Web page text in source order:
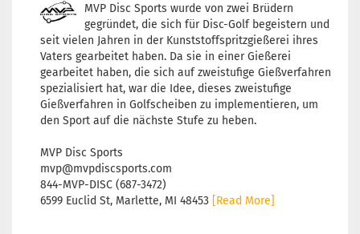
MVP Disc Sports wurde von zwei Brüdern
gegründet, die sich für Disc-Golf begeistern und
seit vielen Jahren in der Kunststoffspritzgießerei ihres
Vaters gearbeitet haben. Da sie in einer Gießerei
gearbeitet haben, die sich auf zweistufige Gießverfahren
spezialisiert hat, war die Idee, dieses zweistufige
Gießverfahren in Golfscheiben zu implementieren, um
den Sport auf die nächste Stufe zu heben.
MVP Disc Sports
mvp@mvpdiscsports.com
844-MVP-DISC (687-3472)
6599 Euclid St, Marlette, MI 48453 [Read More]